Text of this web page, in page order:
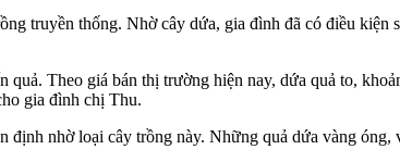
truyền thống. Nhờ cây dứa, gia đình đã có điều kiện
Theo giá bán thị trường hiện nay, dứa quả to,
gia đình chị Thu.
nhờ loại cây trồng này. Những quả dứa vàng